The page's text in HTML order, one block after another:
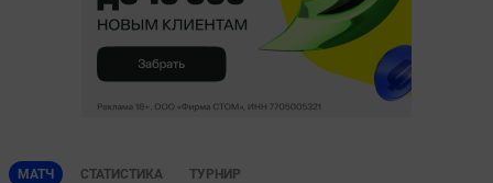
МАТЧ СТАТИСТИКА ТУРНИР